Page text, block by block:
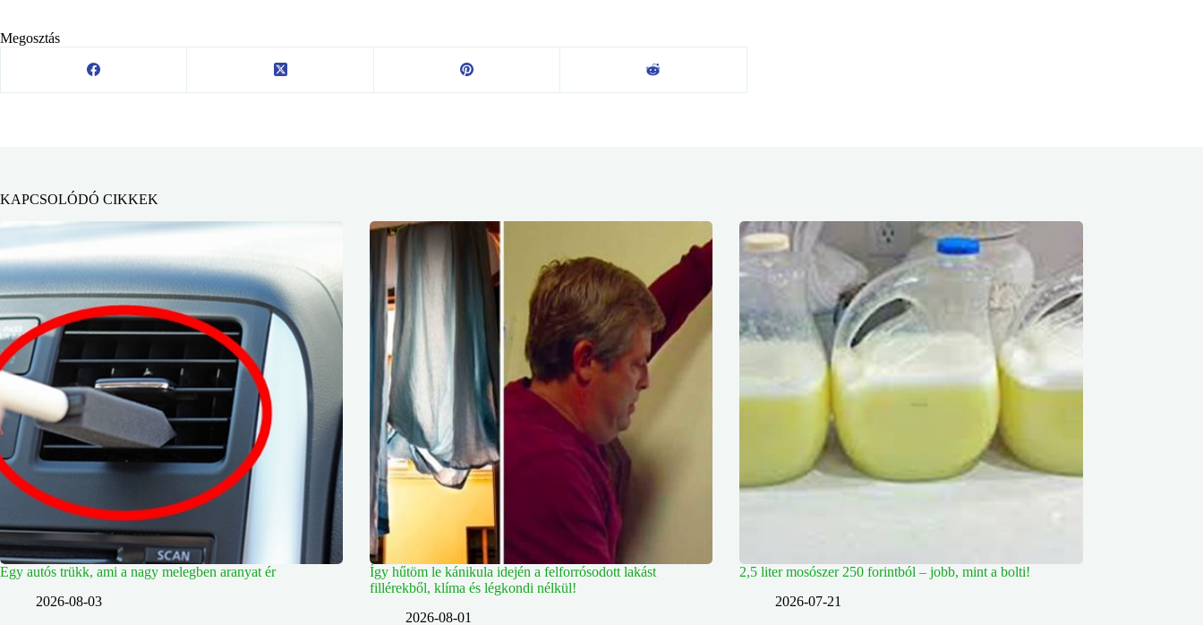
Megosztás
KAPCSOLÓDÓ CIKKEK
Egy autós trükk, ami a nagy melegben aranyat ér
2026-08-03
Így hűtöm le kánikula idején a felforrósodott lakást
fillérekből, klíma és légkondi nélkül!
2026-08-01
2,5 liter mosószer 250 forintból – jobb, mint a bolti!
2026-07-21